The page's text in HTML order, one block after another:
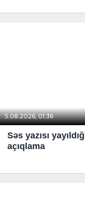
5.08.2026, 01:36
Səs yazısı
açıqlama